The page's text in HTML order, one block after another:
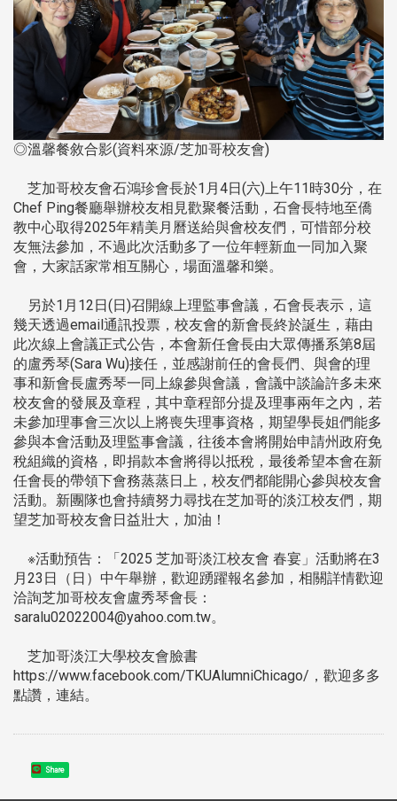
◎溫馨餐敘合影(資料來源/芝加哥校友會)
芝加哥校友會石鴻珍會長於1月4日(六)上午11時30分，在
Chef Ping餐廳舉辦校友相見歡聚餐活動，石會長特地至僑
教中心取得2025年精美月曆送給與會校友們，可惜部分校
友無法參加，不過此次活動多了一位年輕新血一同加入聚
會，大家話家常相互關心，場面溫馨和樂。
另於1月12日(日)召開線上理監事會議，石會長表示，這
幾天透過email通訊投票，校友會的新會長終於誕生，藉由
此次線上會議正式公告，本會新任會長由大眾傳播系第8屆
的盧秀琴(Sara Wu)接任，並感謝前任的會長們、與會的理
事和新會長盧秀琴一同上線參與會議，會議中談論許多未來
校友會的發展及章程，其中章程部分提及理事兩年之內，若
未參加理事會三次以上將喪失理事資格，期望學長姐們能多
參與本會活動及理監事會議，往後本會將開始申請州政府免
稅組織的資格，即捐款本會將得以抵稅，最後希望本會在新
任會長的帶領下會務蒸蒸日上，校友們都能開心參與校友會
活動。新團隊也會持續努力尋找在芝加哥的淡江校友們，期
望芝加哥校友會日益壯大，加油！
※活動預告：「2025 芝加哥淡江校友會 春宴」活動將在3
月23日（日）中午舉辦，歡迎踴躍報名參加，相關詳情歡迎
洽詢芝加哥校友會盧秀琴會長：
saralu02022004@yahoo.com.tw。
芝加哥淡江大學校友會臉書
https://www.facebook.com/TKUAlumniChicago/，歡迎多多
點讚，連結。
Share